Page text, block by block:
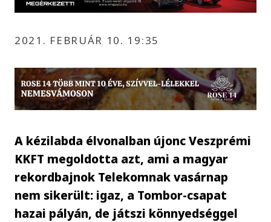
2021. FEBRUÁR 10. 19:35
A kézilabda élvonalban újonc Veszprémi
KKFT megoldotta azt, ami a magyar
rekordbajnok Telekomnak vasárnap
nem sikerült: igaz, a Tombor-csapat
hazai pályán, de játszi könnyedséggel